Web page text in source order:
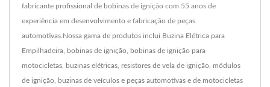
fabricante profissional de bobinas de ignição com 55 anos de
experiência em desenvolvimento e fabricação de peças
automotivas.Nossa gama de produtos inclui Buzina Elétrica para
Empilhadeira, bobinas de ignição, bobinas de ignição para
motocicletas, buzinas elétricas, resistores de vela de ignição, módulos
de ignição, buzinas de veículos e peças automotivas e de motocicletas